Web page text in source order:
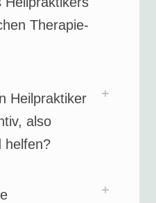
Therapie-
Heilpraktiker
also
helfen?